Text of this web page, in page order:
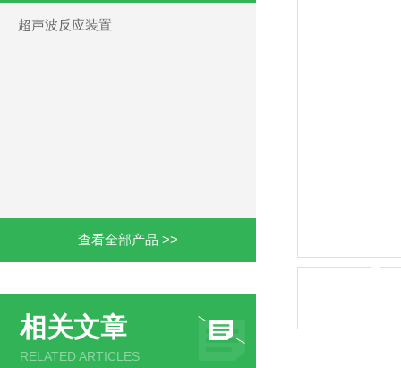
超声波反应装置
查看全部产品 >>
相关文章
RELATED ARTICLES